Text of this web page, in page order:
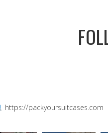
https://packyoursuitcases.com